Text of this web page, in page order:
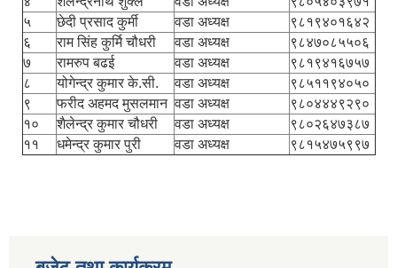
५
छेदी प्रसाद कुर्मी वडा अध्यक्ष
९८१९४०१६४२
६
राम सिंह कुर्मि चौधरी वडा अध्यक्ष
९८४७०८५५०६
७
रामरुप बढई वडा अध्यक्ष
९८१९४१६७५७
८
योगेन्द्र कुमार के.सी. वडा अध्यक्ष
९८५११९४०५०
९
फरीद अहमद मुसलमान वडा अध्यक्ष
९८०४४४९२९०
१०
शैलेन्द्र कुमार चौधरी वडा अध्यक्ष
९८०२६४७३८७
११
धमेन्द्र कुमार पुरी वडा अध्यक्ष ९८१५४७५९९७